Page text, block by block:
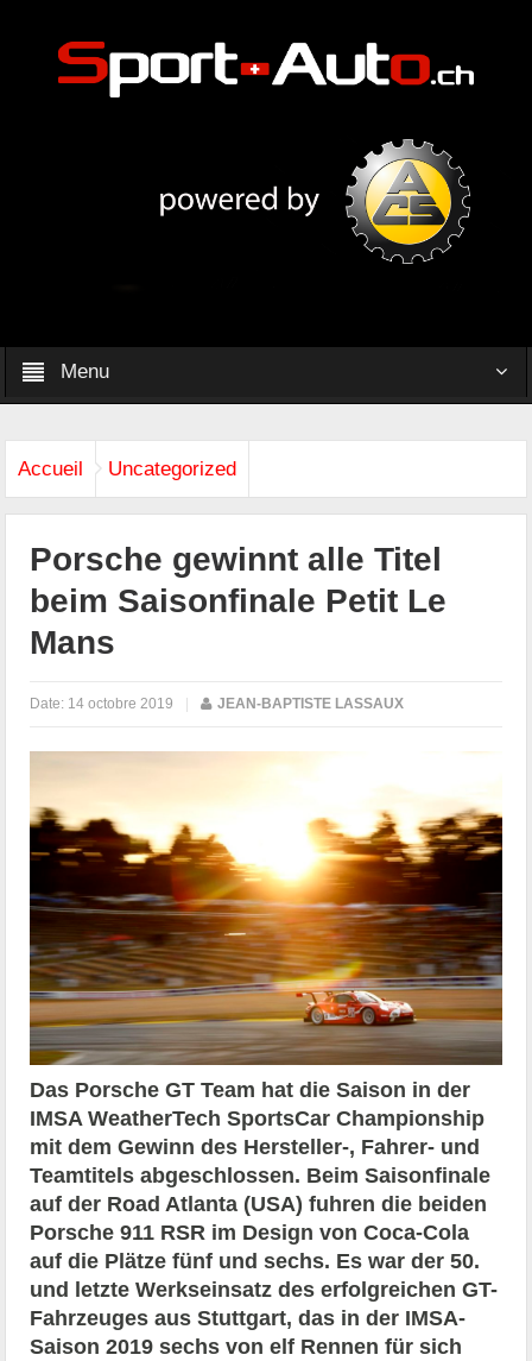
Menu
Accueil Uncategorized
Porsche gewinnt alle Titel
beim Saisonfinale Petit Le
Mans
Date: 14 octobre 2019 | JEAN-BAPTISTE LASSAUX
Das Porsche GT Team hat die Saison in der
IMSA WeatherTech SportsCar Championship
mit dem Gewinn des Hersteller-, Fahrer- und
Teamtitels abgeschlossen. Beim Saisonfinale
auf der Road Atlanta (USA) fuhren die beiden
Porsche 911 RSR im Design von Coca-Cola
auf die Plätze fünf und sechs. Es war der 50.
und letzte Werkseinsatz des erfolgreichen GT-
Fahrzeuges aus Stuttgart, das in der IMSA-
Saison 2019 sechs von elf Rennen für sich